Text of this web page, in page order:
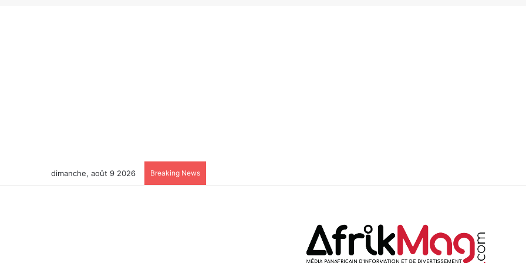
dimanche, août 9 2026 Breaking News